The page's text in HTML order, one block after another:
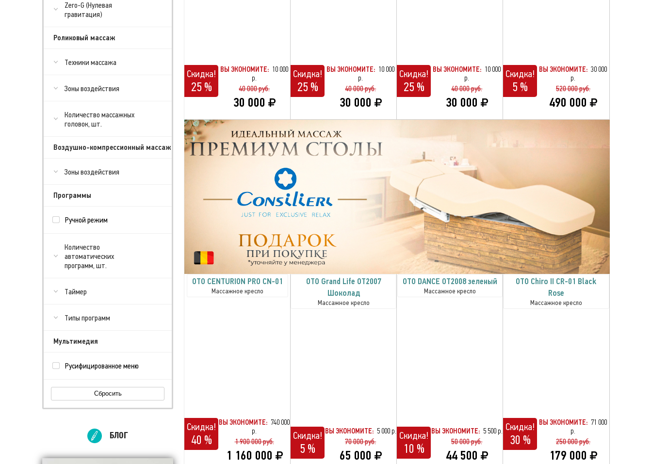
Zero-G (Нулевая
гравитация)
Роликовый массаж
Техники массажа
Зоны воздействия
Количество массажных
головок, шт.
Воздушно-компрессионный массаж
Зоны воздействия
Программы
Ручной режим
Количество
автоматических
программ, шт.
Таймер
Типы программ
Мультимедия
Русифицированное меню
Сбросить
БЛОГ
Скидка!
25 %
ВЫ ЭКОНОМИТЕ: 10 000
р.
40 000 руб.
30 000
Скидка!
25 %
ВЫ ЭКОНОМИТЕ: 10 000
р.
40 000 руб.
30 000
Скидка!
25 %
ВЫ ЭКОНОМИТЕ: 10 000
р.
40 000 руб.
30 000
Скидка!
5 %
ВЫ ЭКОНОМИТЕ: 30 000
р.
520 000 руб.
490 000
OTO CENTURION PRO CN-01
Массажное кресло
Скидка!
40 %
ВЫ ЭКОНОМИТЕ: 740 000
р.
1 900 000 руб.
1 160 000
OTO Grand Life OT2007
Шоколад
Массажное кресло
Скидка!
5 %
ВЫ ЭКОНОМИТЕ: 5 000 р.
70 000 руб.
65 000
OTO DANCE OT2008 зеленый
Массажное кресло
Скидка!
10 %
ВЫ ЭКОНОМИТЕ: 5 500 р.
50 000 руб.
44 500
OTO Chiro II CR-01 Black
Rose
Массажное кресло
Скидка!
30 %
ВЫ ЭКОНОМИТЕ: 71 000
р.
250 000 руб.
179 000